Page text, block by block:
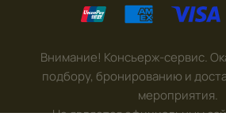
Внимание! Консьерж-сервис.
подбору, бронированию и
мероприятия.
Не является официальным